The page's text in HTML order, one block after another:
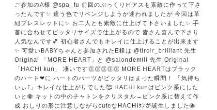
ご参加のA様 @spa_fu 前回のぷっくりピアスも素敵に作って下さ
ったんです✨️ 違う色でリベンジしようか迷われましたが 今回は革
紐ブレスレットに✨️ お二人とも素敵に仕上げて下さいました✨️ 手
首に合わせてピッタリサイズで仕上がるので 皆さん喜んで下さり
人気なんです💕 初心者さんでもキレイに仕上げることが出来ます
✨ 可愛いBABYちゃんと参加されたE様は @tiroir_brilliant 先生
Original 「MORE HEART」と @salondemili 先生 Original
「HACHI kun」 凄いです👏👏👏👏👏 MORE HEARTはブラック
のハート❤︎に ハートのパーツがピッタリはまった瞬間！ 「気持ち
いぃ⤴︎︎︎」キレイな仕上がりでした🥰 HACHI kunはピンク系にした
いと🐝 キットの中のチャトンをクリスタル→ピンク系に替えて作
成 おしりの形に注意しながらcuteなHACHIｸﾝが誕生しました🐝